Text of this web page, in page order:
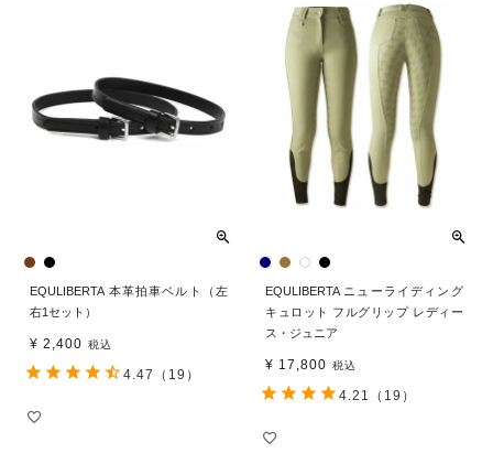
EQULIBERTA 本革拍車ベルト（左
右1セット）
¥ 2,400 税込
4.47 （19）
EQULIBERTA ニューライディング
キュロット フルグリップ レディー
ス・ジュニア
¥ 17,800 税込
4.21 （19）